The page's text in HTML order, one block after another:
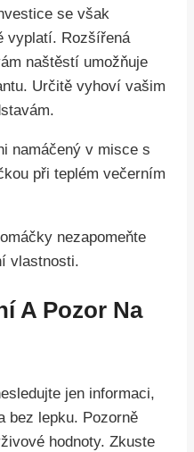
se však
vyplatí. Rozšířená
naštěstí umožňuje
Určitě vyhoví vašim
nezapomeňte
vlastnosti.
A Pozor Na
jen informaci,
bez lepku. Pozorně
hodnoty. Zkuste